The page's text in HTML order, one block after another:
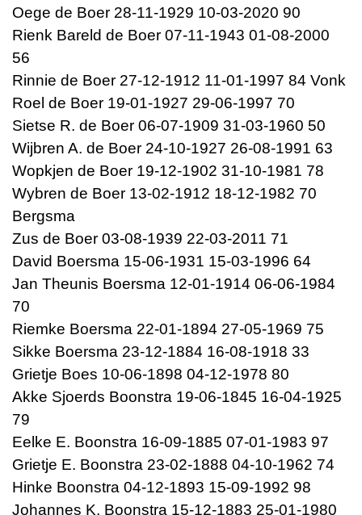
Oege de Boer 28-11-1929 10-03-2020 90
Rienk Bareld de Boer 07-11-1943 01-08-2000
56
Rinnie de Boer 27-12-1912 11-01-1997 84 Vonk
Roel de Boer 19-01-1927 29-06-1997 70
Sietse R. de Boer 06-07-1909 31-03-1960 50
Wijbren A. de Boer 24-10-1927 26-08-1991 63
Wopkjen de Boer 19-12-1902 31-10-1981 78
Wybren de Boer 13-02-1912 18-12-1982 70
Bergsma
Zus de Boer 03-08-1939 22-03-2011 71
David Boersma 15-06-1931 15-03-1996 64
Jan Theunis Boersma 12-01-1914 06-06-1984
70
Riemke Boersma 22-01-1894 27-05-1969 75
Sikke Boersma 23-12-1884 16-08-1918 33
Grietje Boes 10-06-1898 04-12-1978 80
Akke Sjoerds Boonstra 19-06-1845 16-04-1925
79
Eelke E. Boonstra 16-09-1885 07-01-1983 97
Grietje E. Boonstra 23-02-1888 04-10-1962 74
Hinke Boonstra 04-12-1893 15-09-1992 98
Johannes K. Boonstra 15-12-1883 25-01-1980